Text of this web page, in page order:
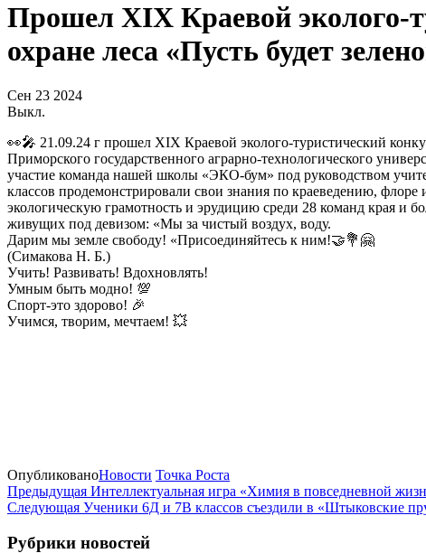
Прошел XIX Краевой эколого-
охране леса «Пусть будет
Сен 23 2024
Выкл.
👀🎤 21.09.24 г прошел XIX Краевой эколого-туристический
Приморского государственного аграрно-технологического
участие команда нашей школы «ЭКО-бум» под руководством
классов продемонстрировали свои знания по краеведению,
экологическую грамотность и эрудицию среди 28 команд края и
живущих под девизом: «Мы за чистый воздух, воду.
Дарим мы земле свободу! «Присоединяйтесь к ним!🤝💐🤗
(Симакова Н. Б.)
Учить! Развивать! Вдохновлять!
Умным быть модно! 💯
Спорт-это здорово! 🎉
Учимся, творим, мечтаем! 💥
ОпубликованоНовости Точка Роста
Предыдущая Интеллектуальная игра «Химия в повседневной
Следующая Ученики 6Д и 7В классов съездили в «Штыковские
Рубрики новостей